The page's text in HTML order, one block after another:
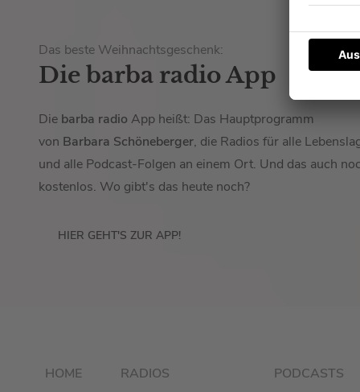
Das beste Weihnachtsgeschenk:
Die barba radio App
Die barba radio App heißt: Das Hauptprogramm
von Barbara Schöneberger, die Radios für alle
und alle Podcast-Folgen an einem Ort. Und das auch
kostenlos. Wo gibt's das heute noch?
HIER GEHT'S ZUR APP!
HOME RADIOS PODCASTS